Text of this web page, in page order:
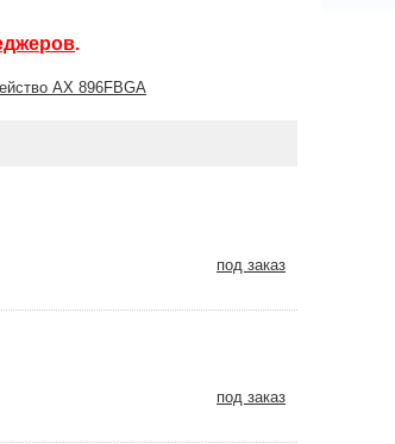
.
AX 896FBGA
под заказ
под заказ